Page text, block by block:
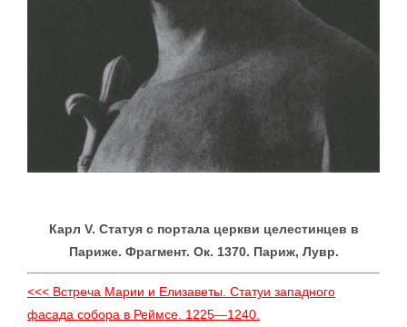
Карл V. Статуя с портала церкви целестинцев в
Париже. Фрагмент. Ок. 1370. Париж, Лувр.
<<< Встреча Марии и Елизаветы. Статуи западного
фасада собора в Реймсе. 1225—1240.